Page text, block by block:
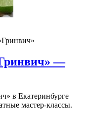
—
в Екатеринбурге
мастер-классы.